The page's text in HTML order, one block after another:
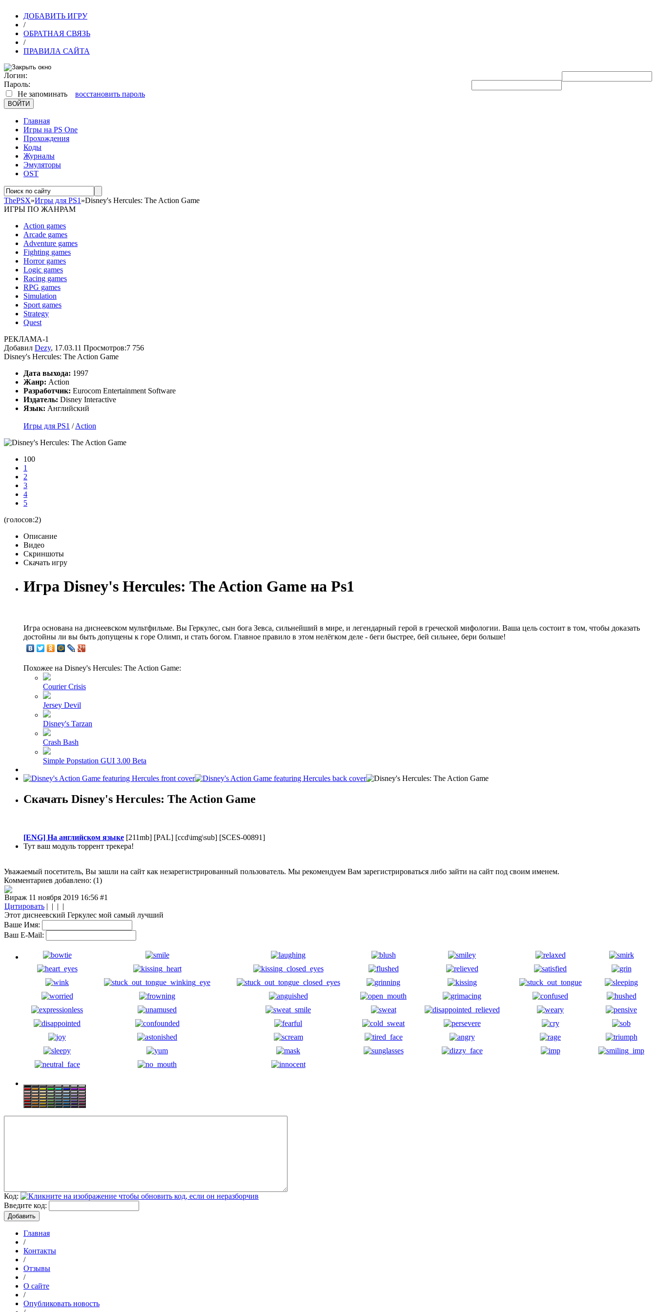
ДОБАВИТЬ ИГРУ
/
ОБРАТНАЯ СВЯЗЬ
/
ПРАВИЛА САЙТА
Логин:
Пароль:
Не запоминать восстановить пароль
Главная
Игры на PS One
Прохождения
Коды
Журналы
Эмуляторы
OST
ThePSX»Игры для PS1 »Disney's Hercules: The Action Game
ИГРЫ ПО ЖАНРАМ
Action games
Arcade games
Adventure games
Fighting games
Horror games
Logic games
Racing games
RPG games
Simulation
Sport games
Strategy
Quest
РЕКЛАМА-1
Добавил Dezy, 17.03.11 Просмотров:7 756
Disney's Hercules: The Action Game
Дата выхода: 1997
Жанр: Action
Разработчик: Eurocom Entertainment Software
Издатель: Disney Interactive
Язык: Английский
Игры для PS1 /Action
100
1
2
3
4
5
(голосов:2)
Описание
Видео
Скриншоты
Скачать игру
Игра Disney's Hercules: The Action Game на Ps1
Игра основана на диснеевском мультфильме. Вы Геркулес, сын бога Зевса, сильнейший в мире, и легендарный герой в греческой мифологии. Ваша цель состоит в том, чтобы доказать
достойны ли вы быть допущены к горе Олимп, и стать богом. Главное правило в этом нелёгком деле - беги быстрее, бей сильнее, бери больше!
Похожее на Disney's Hercules: The Action Game:
Courier Crisis
Jersey Devil
Disney's Tarzan
Crash Bash
Simple Popstation GUI 3.00 Beta
Скачать Disney's Hercules: The Action Game
[ENG] На английском языке [211mb] [PAL] [ccd\img\sub] [SCES-00891]
Тут ваш модуль торрент трекера!
Уважаемый посетитель, Вы зашли на сайт как незарегистрированный пользователь. Мы рекомендуем Вам зарегистрироваться либо зайти на сайт под своим именем.
Комментариев добавлено: (1)
Вираж 11 ноября 2019 16:56 #1
Цитировать | | | |
Этот диснеевский Геркулес мой самый лучший
Ваше Имя:
Ваш E-Mail:
Код:
Введите код:
Главная
/
Контакты
/
Отзывы
/
О сайте
/
Опубликовать новость